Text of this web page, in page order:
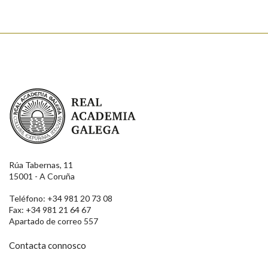
Real Academia Galega
Rúa Tabernas, 11
15001 - A Coruña
Teléfono: +34 981 20 73 08
Fax: +34 981 21 64 67
Apartado de correo 557
Contacta connosco